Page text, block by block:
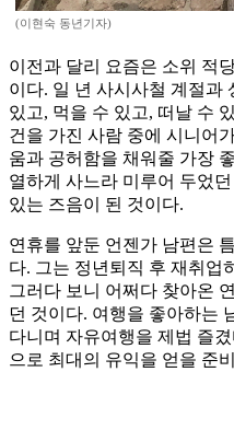
(이현숙 동년기자)
이전과 달리 요즘은 소위 적
이다. 일 년 사시사철 계절과
있고, 먹을 수 있고, 떠날 수
건을 가진 사람 중에 시니어
움과 공허함을 채워줄 가장
열하게 사느라 미루어 두었
있는 즈음이 된 것이다.
연휴를 앞둔 언젠가 남편은
다. 그는 정년퇴직 후 재취업
그러다 보니 어쩌다 찾아온
던 것이다. 여행을 좋아하는
다니며 자유여행을 제법 즐
으로 최대의 유익을 얻을 준